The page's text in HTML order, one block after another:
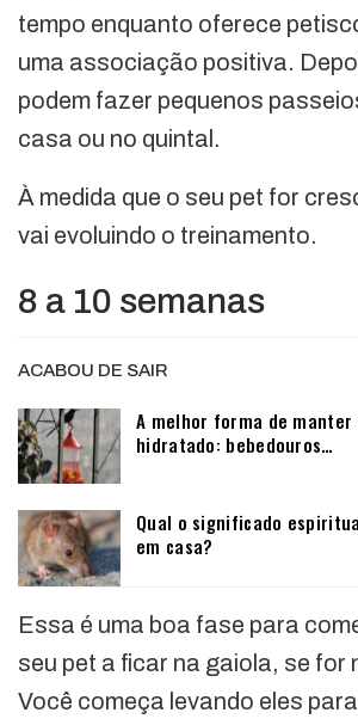
tempo enquanto oferece
uma associação positiva.
podem fazer pequenos
casa ou no quintal.
À medida que o seu pet for
vai evoluindo o treinamento.
8 a 10 semanas
ACABOU DE SAIR
A melhor forma de manter
hidratado: bebedouros…
Qual o significado
em casa?
Essa é uma boa fase para
seu pet a ficar na gaiola, se for
Você começa levando eles